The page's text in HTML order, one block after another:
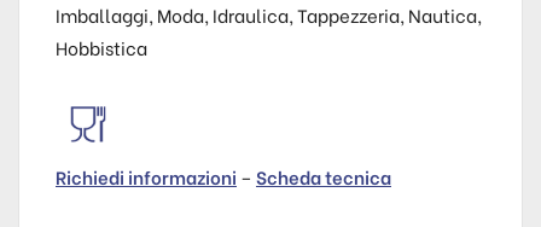
Imballaggi, Moda, Idraulica, Tappezzeria, Nautica,
Hobbistica
Richiedi informazioni – Scheda tecnica